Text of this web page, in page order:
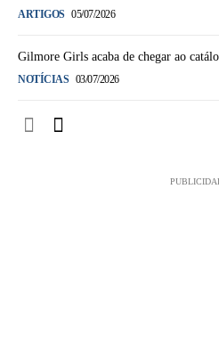
ARTIGOS 05/07/2026
Gilmore Girls acaba de chegar ao
NOTÍCIAS 03/07/2026